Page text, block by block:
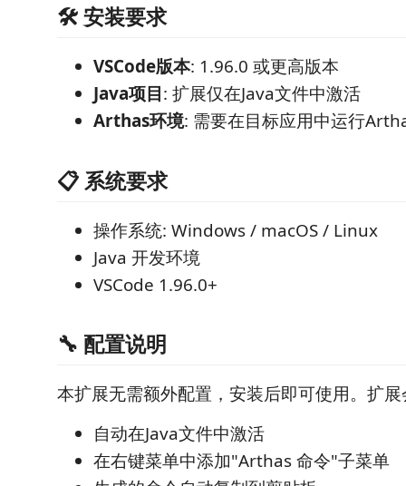
🛠 安装要求
VSCode版本: 1.96.0 或更高版本
Java项目: 扩展仅在Java文件中激活
Arthas环境: 需要在目标应用中运行
📋 系统要求
操作系统: Windows / macOS / Linux
Java 开发环境
VSCode 1.96.0+
🔧 配置说明
本扩展无需额外配置，安装后即可使用。扩
自动在Java文件中激活
在右键菜单中添加"Arthas 命令"子菜单